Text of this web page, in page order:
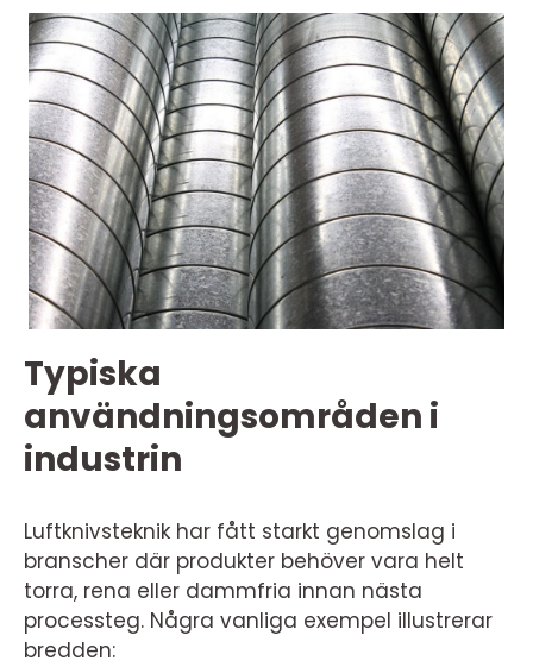
Typiska
användningsområden i
industrin
Luftknivsteknik har fått starkt genomslag i
branscher där produkter behöver vara helt
torra, rena eller dammfria innan nästa
processteg. Några vanliga exempel illustrerar
bredden: